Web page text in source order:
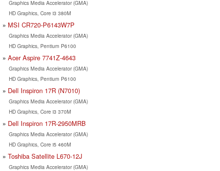
Graphics Media Accelerator (GMA)
HD Graphics, Core i3 380M
MSI CR720-P6143W7P
Graphics Media Accelerator (GMA)
HD Graphics, Pentium P6100
Acer Aspire 7741Z-4643
Graphics Media Accelerator (GMA)
HD Graphics, Pentium P6100
Dell Inspiron 17R (N7010)
Graphics Media Accelerator (GMA)
HD Graphics, Core i3 370M
Dell Inspiron 17R-2950MRB
Graphics Media Accelerator (GMA)
HD Graphics, Core i5 460M
Toshiba Satellite L670-12J
Graphics Media Accelerator (GMA)